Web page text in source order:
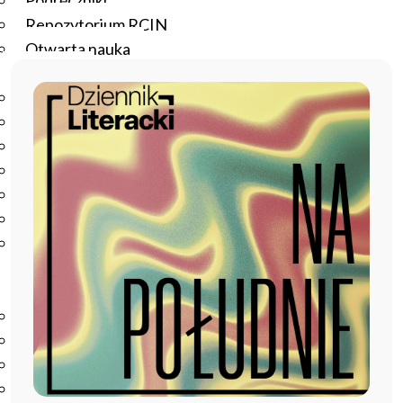
Repozytorium RCIN
Otwarta nauka
Studia podyplomowe
Szkolenia
Szkoła Doktorska Anthropos
Erasmus
Olimpiada Literatury i Języka Polskiego
Olimpiada Literatury i Języka Polskiego dla Szkół
Podstawowych
Biblioteka
O bibliotece
Godziny otwarcia
Katalog
Nowości